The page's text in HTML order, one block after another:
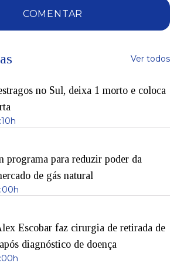
COMENTAR
Ver todos
no Sul, deixa 1 morto e coloca
programa para reduzir poder da
de gás natural
Escobar faz cirurgia de retirada de
diagnóstico de doença